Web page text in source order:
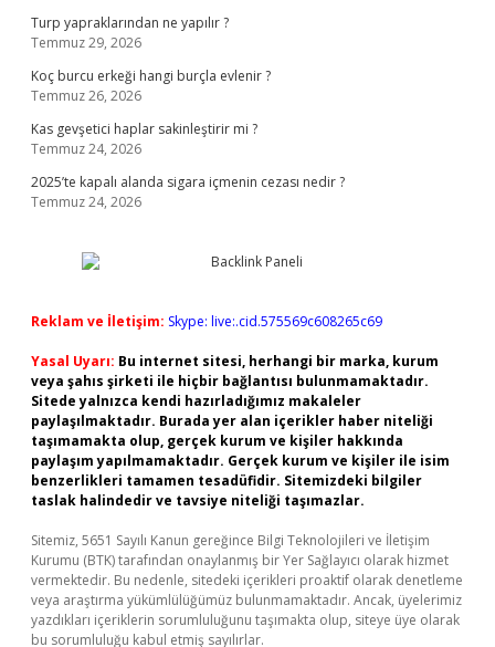
Turp yapraklarından ne yapılır ?
Temmuz 29, 2026
Koç burcu erkeği hangi burçla evlenir ?
Temmuz 26, 2026
Kas gevşetici haplar sakinleştirir mi ?
Temmuz 24, 2026
2025’te kapalı alanda sigara içmenin cezası nedir ?
Temmuz 24, 2026
Reklam ve İletişim: Skype: live:.cid.575569c608265c69
Yasal Uyarı: Bu internet sitesi, herhangi bir marka, kurum
veya şahıs şirketi ile hiçbir bağlantısı bulunmamaktadır.
Sitede yalnızca kendi hazırladığımız makaleler
paylaşılmaktadır. Burada yer alan içerikler haber niteliği
taşımamakta olup, gerçek kurum ve kişiler hakkında
paylaşım yapılmamaktadır. Gerçek kurum ve kişiler ile isim
benzerlikleri tamamen tesadüfidir. Sitemizdeki bilgiler
taslak halindedir ve tavsiye niteliği taşımazlar.
Sitemiz, 5651 Sayılı Kanun gereğince Bilgi Teknolojileri ve İletişim
Kurumu (BTK) tarafından onaylanmış bir Yer Sağlayıcı olarak hizmet
vermektedir. Bu nedenle, sitedeki içerikleri proaktif olarak denetleme
veya araştırma yükümlülüğümüz bulunmamaktadır. Ancak, üyelerimiz
yazdıkları içeriklerin sorumluluğunu taşımakta olup, siteye üye olarak
bu sorumluluğu kabul etmiş sayılırlar.